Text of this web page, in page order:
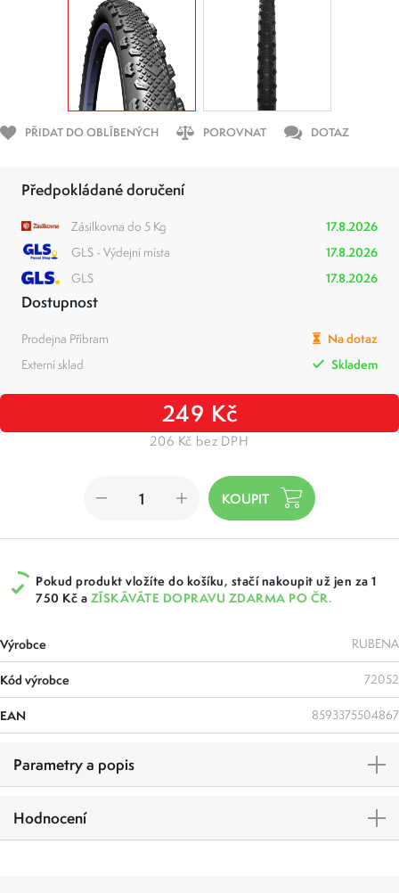
PŘIDAT DO OBLÍBENÝCH POROVNAT DOTAZ
Předpokládané doručení
Zásilkovna do 5 Kg
17.8.2026
GLS - Výdejní místa
17.8.2026
GLS
17.8.2026
Dostupnost
Prodejna Příbram
Na dotaz
Externí sklad
Skladem
249 Kč
206 Kč bez DPH
Pokud produkt vložíte do košíku, stačí nakoupit už jen za 1
750 Kč a ZÍSKÁVÁTE DOPRAVU ZDARMA PO ČR.
Výrobce RUBENA
Kód výrobce 72052
EAN 8593375504867
Parametry a popis
Hodnocení